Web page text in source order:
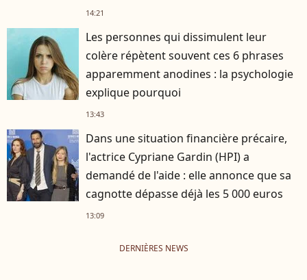
14:21
Les personnes qui dissimulent leur
colère répètent souvent ces 6 phrases
apparemment anodines : la psychologie
explique pourquoi
13:43
Dans une situation financière précaire,
l'actrice Cypriane Gardin (HPI) a
demandé de l'aide : elle annonce que sa
cagnotte dépasse déjà les 5 000 euros
13:09
DERNIÈRES NEWS